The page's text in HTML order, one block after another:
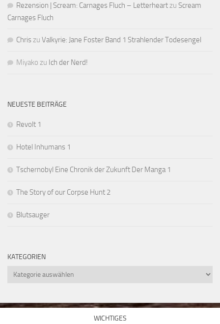
Rezension | Scream: Carnages Fluch – Letterheartzu Scream
Carnages Fluch
Chriszu Valkyrie: Jane Foster Band 1 Strahlender Todesengel
Miyako zu Ich der Nerd!
NEUESTE BEITRÄGE
Revolt 1
Hotel Inhumans 1
Tschernobyl Eine Chronik der Zukunft Der Manga 1
The Story of our Corpse Hunt 2
Blutsauger
KATEGORIEN
Kategorien
WICHTIGES